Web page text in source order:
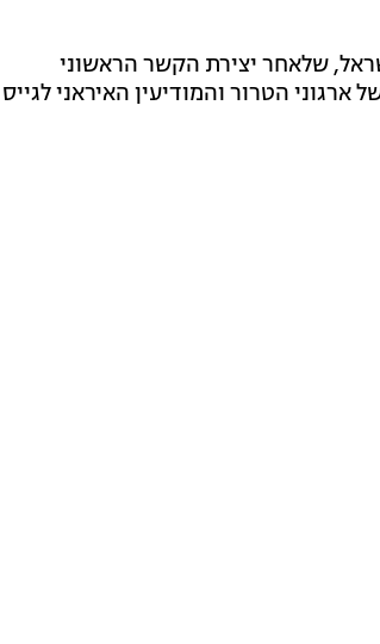
שלאחר יצירת הקשר הראשוני
הטרור והמודיעין האיראני לגייס